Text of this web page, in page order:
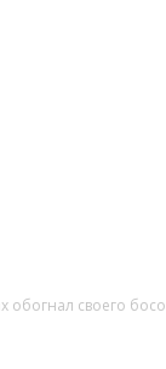
обогнал своего